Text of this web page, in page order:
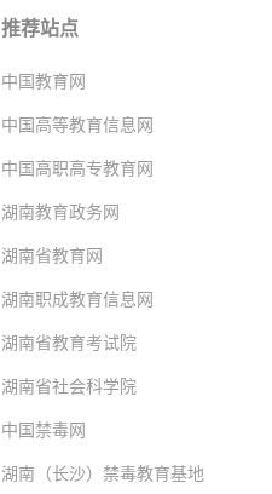
推荐站点
中国教育网
中国高等教育信息网
中国高职高专教育网
湖南教育政务网
湖南省教育网
湖南职成教育信息网
湖南省教育考试院
湖南省社会科学院
中国禁毒网
湖南（长沙）禁毒教育基地